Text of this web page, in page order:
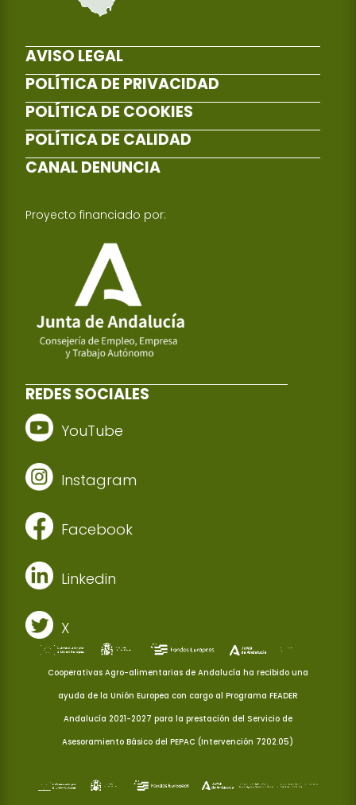
AVISO LEGAL
POLÍTICA DE PRIVACIDAD
POLÍTICA DE COOKIES
POLÍTICA DE CALIDAD
CANAL DENUNCIA
Proyecto financiado por:
REDES SOCIALES
YouTube
Instagram
Facebook
Linkedin
X
Cooperativas Agro-alimentarias de Andalucía ha recibido una
ayuda de la Unión Europea con cargo al Programa FEADER
Andalucía 2021-2027 para la prestación del Servicio de
Asesoramiento Básico del PEPAC (Intervención 7202.05)